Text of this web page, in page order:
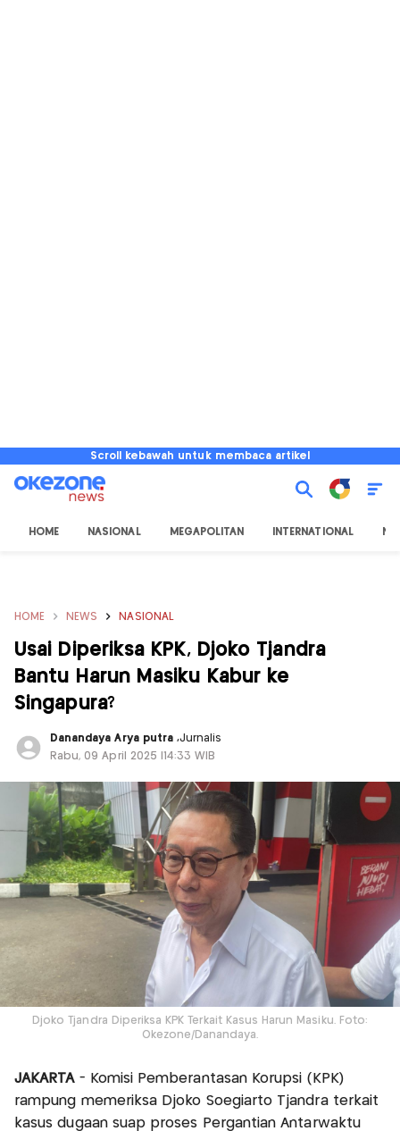
Scroll kebawah untuk membaca artikel
HOME NASIONAL MEGAPOLITAN INTERNATIONAL
HOME NEWS NASIONAL
Usai Diperiksa KPK, Djoko Tjandra
Bantu Harun Masiku Kabur ke
Singapura?
Danandaya Arya putra,Jurnalis
Rabu, 09 April 2025 |14:33 WIB
Djoko Tjandra Diperiksa KPK Terkait Kasus Harun Masiku. Foto:
Okezone/Danandaya.
JAKARTA - Komisi Pemberantasan Korupsi (KPK)
rampung memeriksa Djoko Soegiarto Tjandra terkait
kasus dugaan suap proses Pergantian Antarwaktu